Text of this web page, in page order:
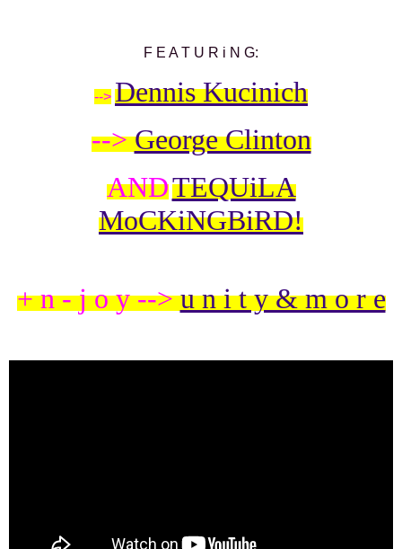
F E A T U R i N G:
--> Dennis Kucinich
-->George Clinton
ANDTEQUiLA
MoCKiNGBiRD!
+ n - j o y -->u n i t y & m o r e